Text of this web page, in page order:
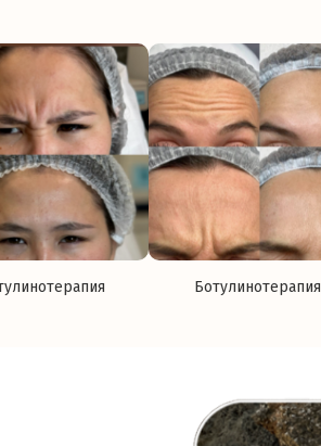
Ботулинотерапия